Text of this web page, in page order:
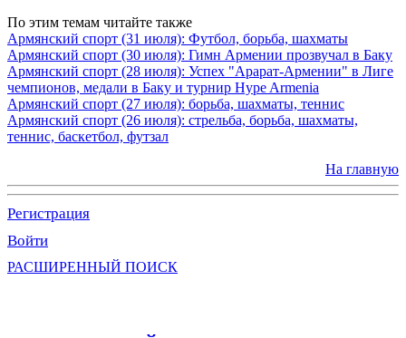
По этим темам читайте также
Армянский спорт (31 июля): Футбол, борьба, шахматы
Армянский спорт (30 июля): Гимн Армении прозвучал в Баку
Армянский спорт (28 июля): Успех "Арарат-Армении" в Лиге
чемпионов, медали в Баку и турнир Hype Armenia
Армянский спорт (27 июля): борьба, шахматы, теннис
Армянский спорт (26 июля): стрельба, борьба, шахматы,
теннис, баскетбол, футзал
На главную
Регистрация
Войти
РАСШИРЕННЫЙ ПОИСК